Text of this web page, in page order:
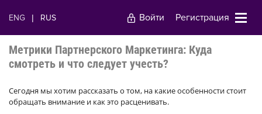
ENG | RUS Войти Регистрация
Метрики Партнерского Маркетинга: Куда
смотреть и что следует учесть?
Сегодня мы хотим рассказать о том, на какие особенности стоит
обращать внимание и как это расценивать.